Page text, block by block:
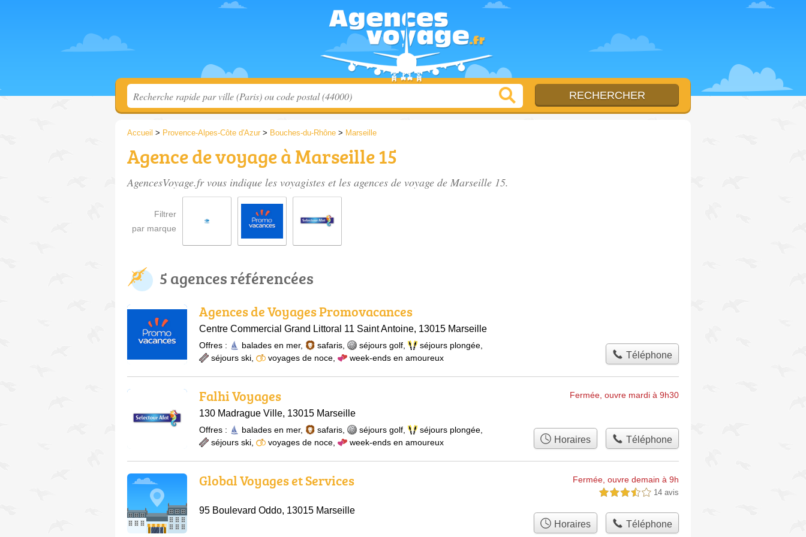
Accueil > Provence-Alpes-Côte d'Azur > Bouches-du-Rhône > Marseille
Agence de voyage à Marseille 15
AgencesVoyage.fr vous indique les voyagistes et les agences de voyage de Marseille 15.
Filtrer
par marque
5 agences référencées
Agences de Voyages Promovacances
Centre Commercial Grand Littoral 11 Saint Antoine, 13015 Marseille
Offres : balades en mer, safaris séjours golf séjours plongée
séjours ski
voyages de noce week-ends en amoureux Téléphone
Falhi Voyages
130 Madrague Ville, 13015 Marseille
Fermée, ouvre mardi à 9h30
Offres : balades en mer, safaris séjours golf séjours plongée
séjours ski
voyages de noce week-ends en amoureux Horaires Téléphone
Global Voyages et Services
95 Boulevard Oddo, 13015 Marseille
Fermée, ouvre demain à 9h
3,5 étoiles sur 5 14 avis
Horaires Téléphone